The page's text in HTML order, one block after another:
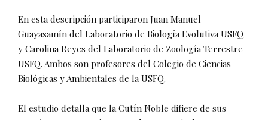
En esta descripción participaron Juan Manuel
Guayasamín del Laboratorio de Biología Evolutiva USFQ
y Carolina Reyes del Laboratorio de Zoología Terrestre
USFQ. Ambos son profesores del Colegio de Ciencias
Biológicas y Ambientales de la USFQ.
El estudio detalla que la Cutín Noble difiere de sus